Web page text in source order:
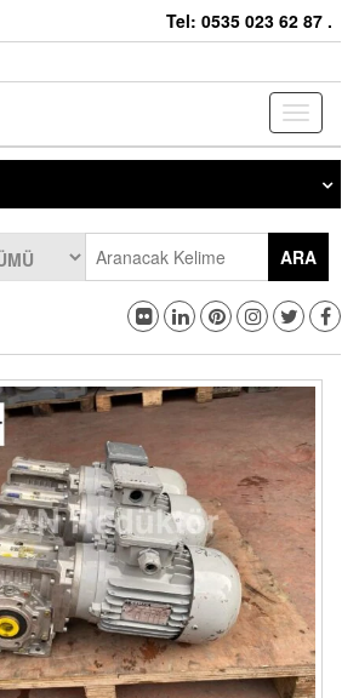
Tel: 0535 023 62 87 .
Toggle
ARA